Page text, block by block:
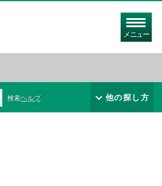
メニュー
検索ヘルプ 他の探し方